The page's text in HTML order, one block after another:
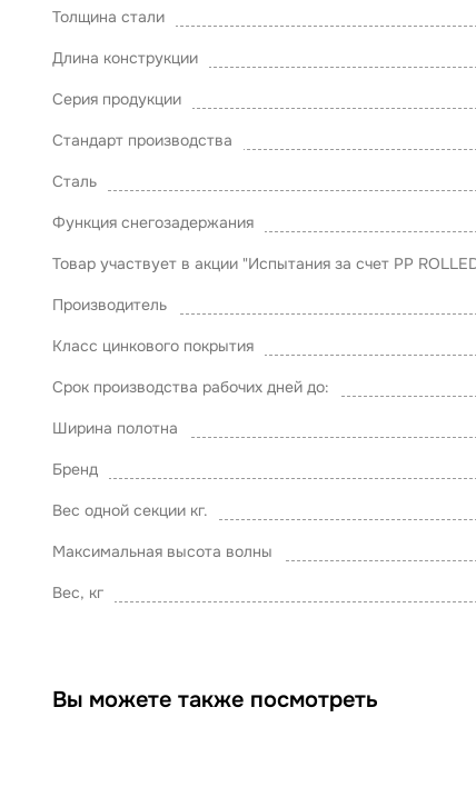
Толщина стали
Длина конструкции
Серия продукции
Стандарт производства
Сталь
Функция снегозадержания
Товар участвует в акции "Испытания за счет PP
Производитель
Класс цинкового покрытия
Срок производства рабочих дней до:
Ширина полотна
Бренд
Вес одной секции кг.
Максимальная высота волны
Вес, кг
Вы можете также посмотреть